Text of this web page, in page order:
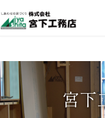
イ
ン
テ
ン
ツ
宮下